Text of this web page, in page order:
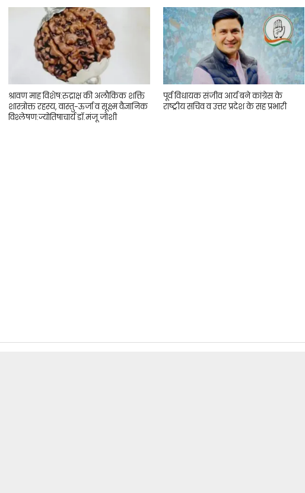
श्रावण माह विशेष:रुद्राक्ष की अलौकिक शक्ति
शास्त्रोक्त रहस्य, वास्तु-ऊर्जा व सूक्ष्म वैज्ञानिक
विश्लेषण:ज्योतिषाचार्य डॉ.मंजू जोशी
पूर्व विधायक संजीव आर्य बने कांग्रेस के
राष्ट्रीय सचिव व उत्तर प्रदेश के सह प्रभारी